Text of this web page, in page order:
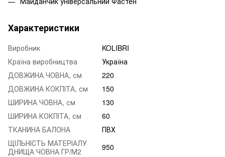
Характеристики
Виробник
KOLIBRI
Країна виробництва
Україна
ДОВЖИНА ЧОВНА, см
220
ДОВЖИНА КОКПІТА, см
150
ШИРИНА ЧОВНА, см
130
ШИРИНА КОКПІТА, см
60
ТКАНИНА БАЛОНА
ПВХ
ЩІЛЬНІСТЬ МАТЕРІАЛУ
ДНИЩА ЧОВНА ГР/М2
950